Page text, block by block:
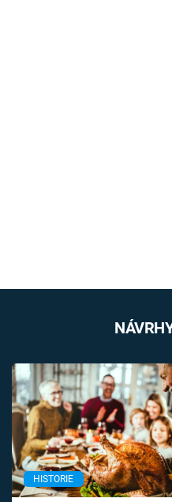
HISTORIE